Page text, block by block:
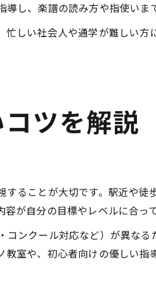
し、楽譜の読み方や指使いま
しい社会人や通学が難しい方
ツを解説
ることが大切です。駅近や徒
が自分の目標やレベルに合っ
ンクール対応など）が異な
室や、初心者向けの優しい指